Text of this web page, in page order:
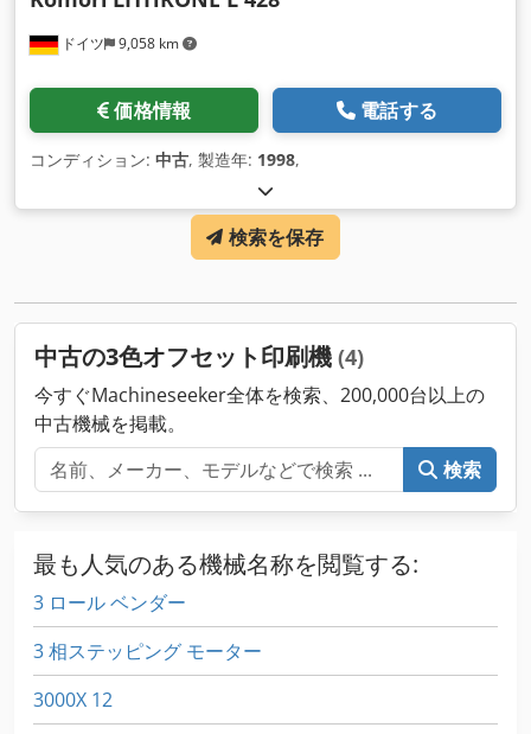
ドイツ 9,058 km
価格情報 電話する
コンディション: 中古, 製造年: 1998,
検索を保存
中古の3色オフセット印刷機 (4)
今すぐMachineseeker全体を検索、200,000台以上の
中古機械を掲載。
検索
最も人気のある機械名称を閲覧する:
3 ロール ベンダー
3 相ステッピング モーター
3000X 12